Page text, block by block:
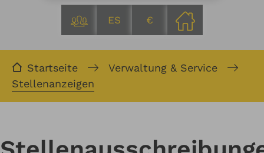
ES €
Startseite
Verwaltung & Service
Stellenanzeigen